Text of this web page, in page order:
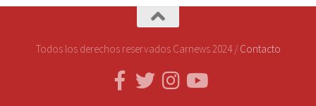
Todos los derechos reservados Carnews 2024 / Contacto